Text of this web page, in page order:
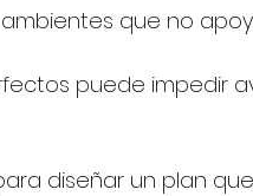
ambientes que no
puede impedir
diseñar un plan